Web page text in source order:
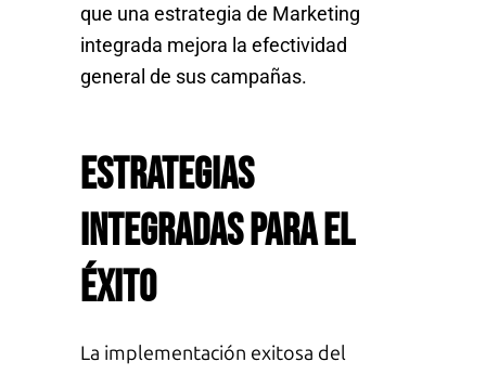
que una estrategia de Marketing
integrada mejora la efectividad
general de sus campañas.
Estrategias
Integradas para el
éxito
La implementación exitosa del